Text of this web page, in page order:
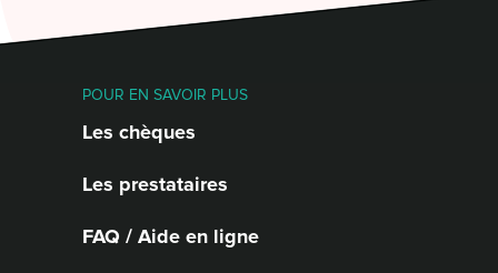
POUR EN SAVOIR PLUS
Les chèques
Les prestataires
FAQ / Aide en ligne